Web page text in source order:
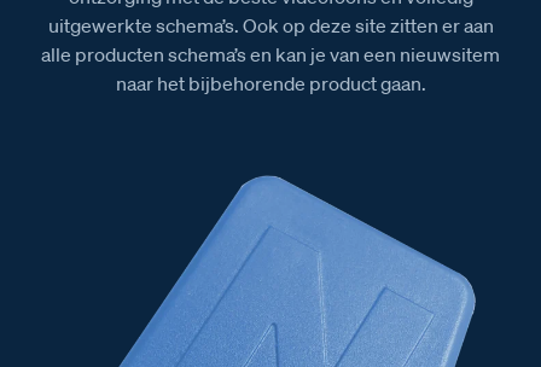
uitgewerkte schema’s. Ook op deze site zitten er aan
alle producten schema’s en kan je van een nieuwsitem
naar het bijbehorende product gaan.